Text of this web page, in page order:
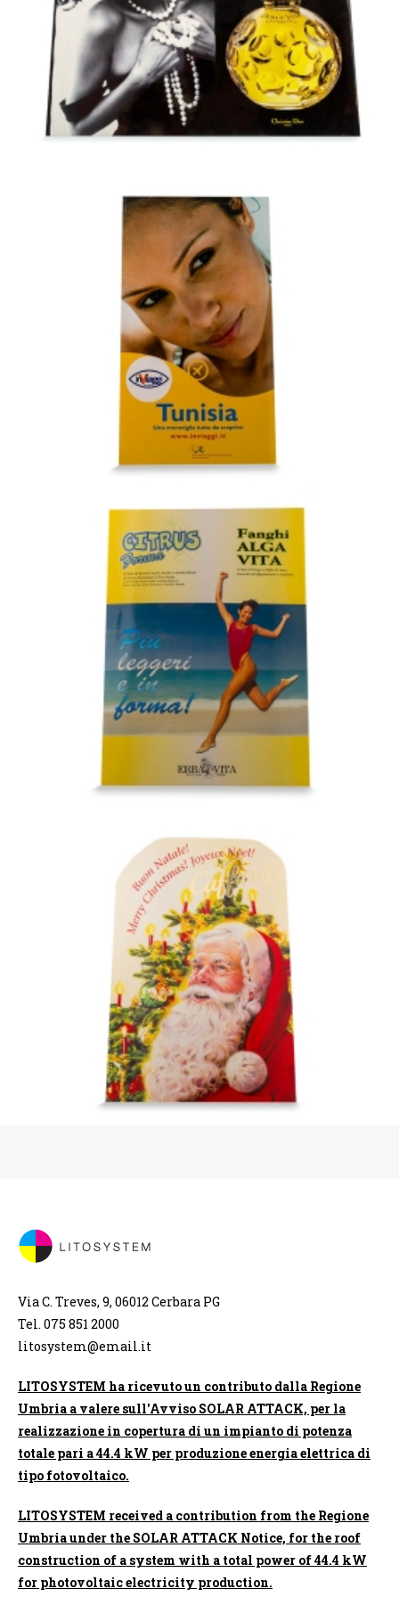
Via C. Treves, 9, 06012 Cerbara PG
Tel. 075 851 2000
litosystem@email.it
LITOSYSTEM ha ricevuto un contributo dalla Regione
Umbria a valere sull'Avviso SOLAR ATTACK, per la
realizzazione in copertura di un impianto di potenza
totale pari a 44.4 kW per produzione energia elettrica di
tipo fotovoltaico.
LITOSYSTEM received a contribution from the Regione
Umbria under the SOLAR ATTACK Notice, for the roof
construction of a system with a total power of 44.4 kW
for photovoltaic electricity production.